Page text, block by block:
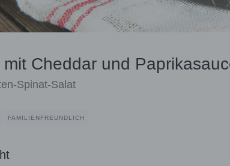
mit Cheddar und
Spinat-Salat
FAMILIENFREUNDLICH